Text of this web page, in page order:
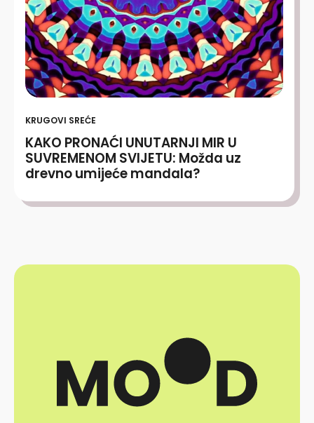
KRUGOVI SREĆE
KAKO PRONAĆI UNUTARNJI MIR U
SUVREMENOM SVIJETU: Možda uz
drevno umijeće mandala?